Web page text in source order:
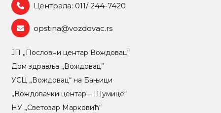
Централа: 011/ 244-7420
opstina@vozdovac.rs
ЈП „Пословни центар Вождовац“
Дом здравља „Вождовац”
УСЦ „Вождовац“ на Бањици
„Вождовачки центар – Шумице“
НУ „Светозар Марковић“